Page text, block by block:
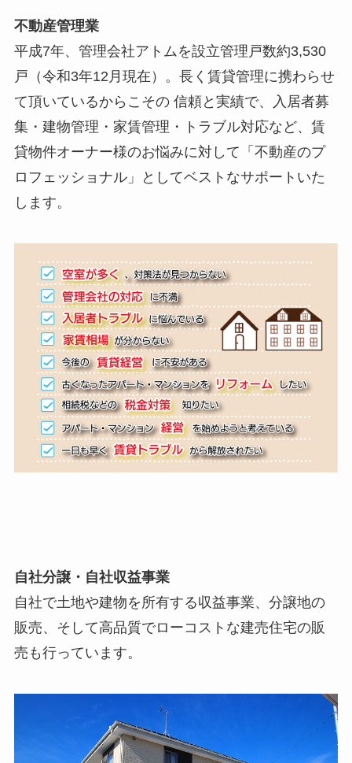
不動産管理業
平成7年、管理会社アトムを設立管理戸数約3,530
戸（令和3年12月現在）。長く賃貸管理に携わらせ
て頂いているからこその 信頼と実績で、入居者募
集・建物管理・家賃管理・トラブル対応など、賃
貸物件オーナー様のお悩みに対して「不動産のプ
ロフェッショナル」としてベストなサポートいた
します。
自社分譲・自社収益事業
自社で土地や建物を所有する収益事業、分譲地の
販売、そして高品質でローコストな建売住宅の販
売も行っています。